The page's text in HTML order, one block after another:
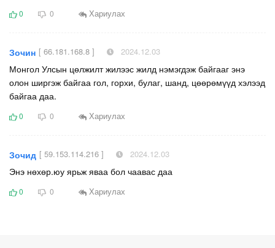
0 0 Хариулах
Зочин [ 66.181.168.8 ] 2024.12.03
Монгол Улсын цөлжилт жилээс жилд нэмэгдэж байгааг энэ
олон ширгэж байгаа гол, горхи, булаг, шанд, цөөрөмүүд хэлээд
байгаа даа.
0 0 Хариулах
Зочид [ 59.153.114.216 ] 2024.12.03
Энэ нөхөр.юу ярьж яваа бол чаавас даа
0 0 Хариулах